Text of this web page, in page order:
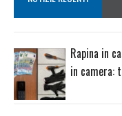
Rapina in
in camera: